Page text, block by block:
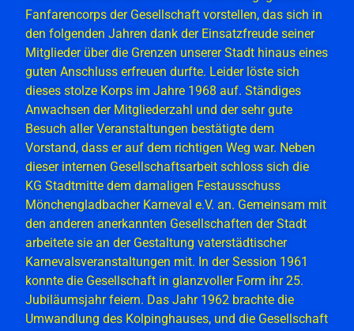
Fanfarencorps der Gesellschaft vorstellen, das sich in
den folgenden Jahren dank der Einsatzfreude seiner
Mitglieder über die Grenzen unserer Stadt hinaus eines
guten Anschluss erfreuen durfte. Leider löste sich
dieses stolze Korps im Jahre 1968 auf. Ständiges
Anwachsen der Mitgliederzahl und der sehr gute
Besuch aller Veranstaltungen bestätigte dem
Vorstand, dass er auf dem richtigen Weg war. Neben
dieser internen Gesellschaftsarbeit schloss sich die
KG Stadtmitte dem damaligen Festausschuss
Mönchengladbacher Karneval e.V. an. Gemeinsam mit
den anderen anerkannten Gesellschaften der Stadt
arbeitete sie an der Gestaltung vaterstädtischer
Karnevalsveranstaltungen mit. In der Session 1961
konnte die Gesellschaft in glanzvoller Form ihr 25.
Jubiläumsjahr feiern. Das Jahr 1962 brachte die
Umwandlung des Kolpinghauses, und die Gesellschaft